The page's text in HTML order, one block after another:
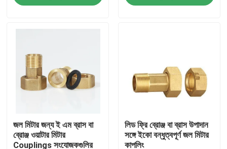
উদ্ধৃতির জন্য আবেদন
ব্রাস পানি মিটার শরীর
জল মিটার জন্য ই এম ব্রাস বা
ব্রোঞ্জ ওয়াটার মিটার
Couplings সংযোজকগুলির
লিড ফ্রি ব্রোঞ্জ বা ব্রাস উপাদান
সঙ্গে ইকো বন্ধুত্বপূর্ণ জল মিটার
কাপলিং